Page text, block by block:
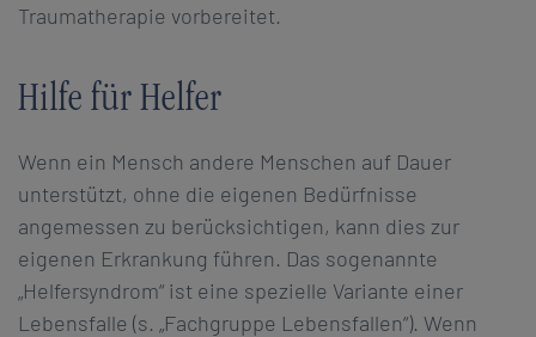
Traumatherapie vorbereitet.
Hilfe für Helfer
Wenn ein Mensch andere Menschen auf Dauer
unterstützt, ohne die eigenen Bedürfnisse
angemessen zu berücksichtigen, kann dies zur
eigenen Erkrankung führen. Das sogenannte
„Helfersyndrom“ ist eine spezielle Variante einer
Lebensfalle (s. „Fachgruppe Lebensfallen“). Wenn